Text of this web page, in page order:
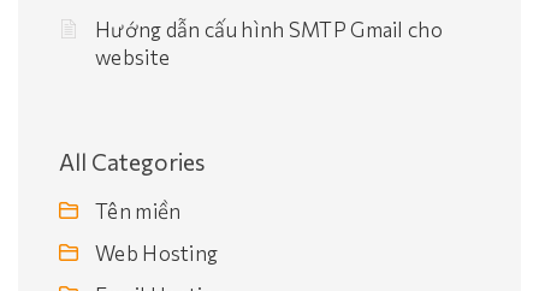
Hướng dẫn cấu hình SMTP Gmail cho
website
All Categories
Tên miền
Web Hosting